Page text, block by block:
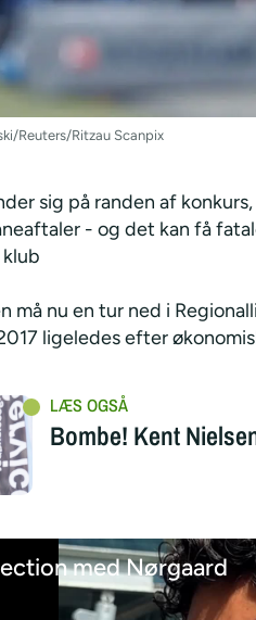
Reuters/Ritzau Scanpix
sig på randen af
- og det kan få
må nu en tur ned i
ligeledes efter
Bombe! Kent
med Nørgaard